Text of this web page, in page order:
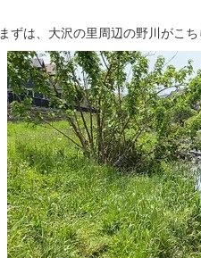
まずは、大沢の里周辺の野川がこち